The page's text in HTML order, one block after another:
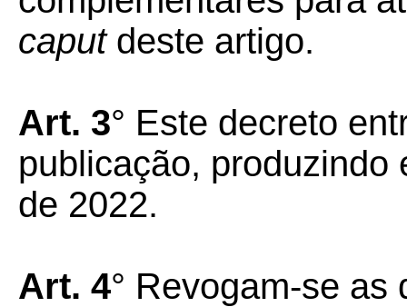
caputdeste artigo.
Art. 3° Este decreto
publicação, produzindo
de 2022.
Art. 4° Revogam-se as